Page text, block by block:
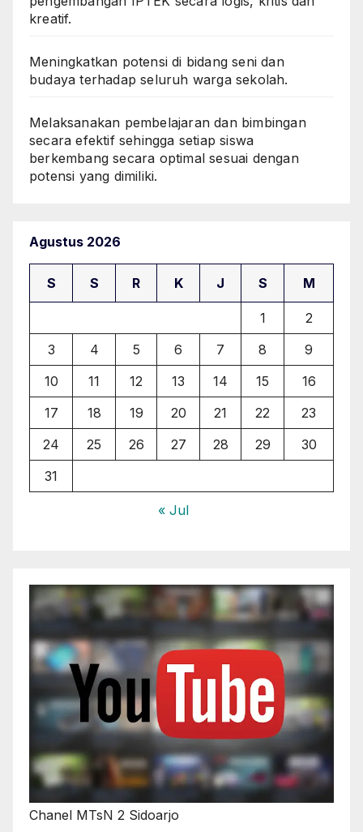
kreatif.
Meningkatkan potensi di bidang seni dan
budaya terhadap seluruh warga sekolah.
Melaksanakan pembelajaran dan bimbingan
secara efektif sehingga setiap siswa
berkembang secara optimal sesuai dengan
potensi yang dimiliki.
Agustus 2026
S S R K J S M
1
2
3
4 5 6 7 8
9
10
11 12 13 14 15
16
17
18 19 20 21 22
23
24
25 26 27 28 29
30
31
« Jul
Chanel MTsN 2 Sidoarjo